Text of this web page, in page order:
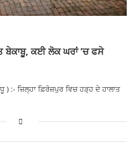
ਬੇਕਾਬੂ, ਕਈ ਲੋਕ ਘਰਾਂ ’ਚ ਫਸੇ
) :- ਜ਼ਿਲ੍ਹਾ ਫ਼ਿਰੋਜ਼ਪੁਰ ਵਿਚ ਹੜ੍ਹ ਦੇ ਹਾਲਾਤ